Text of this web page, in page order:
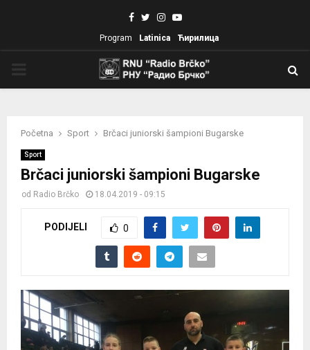
Facebook
TwitterInstagram
Youtube
Program Latinica Ћирилица
Početna Sport Brčaci juniorski šampioni Bugarske
Sport
Brčaci juniorski šampioni Bugarske
od Radio Brčko 18.04.2019 - 09:15
PODIJELI 0